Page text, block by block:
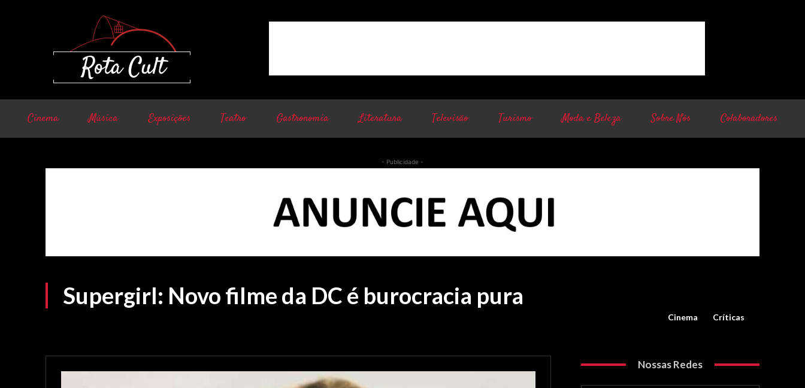
Cinema Música Exposições Teatro Gastronomia Literatura Televisão Turismo Moda e Beleza Sobre Nós Colaboradores
- Publicidade -
Supergirl: Novo filme da DC é burocracia pura
Cinema Críticas
Nossas Redes